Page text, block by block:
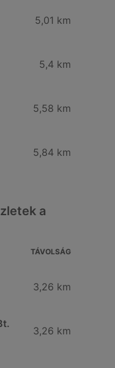
5,01 km
5,4 km
5,58 km
5,84 km
a
TÁVOLSÁG
3,26 km
3,26 km